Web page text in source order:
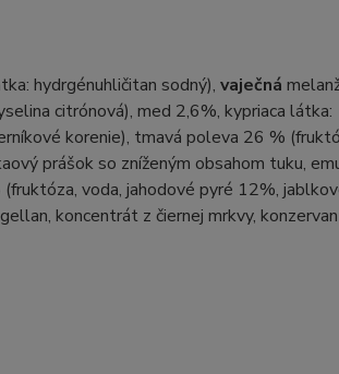
hydrgénuhličitan sodný), vaječná
citrónová), med 2,6%, kypriaca látka:
korenie), tmavá poleva 26 %
prášok so zníženým obsahom tuku,
voda, jahodové pyré 12%,
koncentrát z čiernej mrkvy,